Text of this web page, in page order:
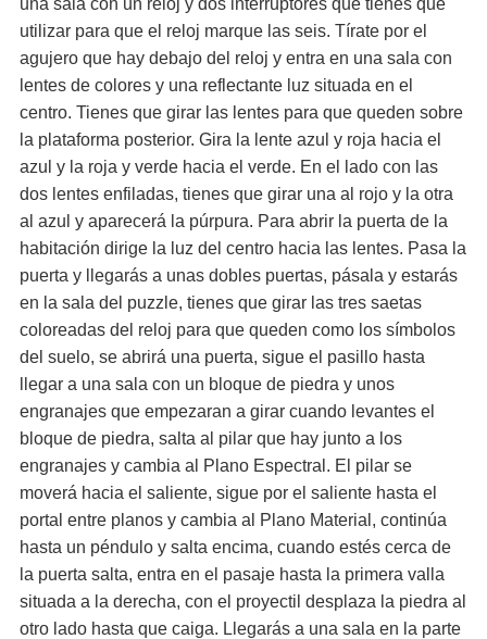
una sala con un reloj y dos interruptores que tienes que
utilizar para que el reloj marque las seis. Tírate por el
agujero que hay debajo del reloj y entra en una sala con
lentes de colores y una reflectante luz situada en el
centro. Tienes que girar las lentes para que queden sobre
la plataforma posterior. Gira la lente azul y roja hacia el
azul y la roja y verde hacia el verde. En el lado con las
dos lentes enfiladas, tienes que girar una al rojo y la otra
al azul y aparecerá la púrpura. Para abrir la puerta de la
habitación dirige la luz del centro hacia las lentes. Pasa la
puerta y llegarás a unas dobles puertas, pásala y estarás
en la sala del puzzle, tienes que girar las tres saetas
coloreadas del reloj para que queden como los símbolos
del suelo, se abrirá una puerta, sigue el pasillo hasta
llegar a una sala con un bloque de piedra y unos
engranajes que empezaran a girar cuando levantes el
bloque de piedra, salta al pilar que hay junto a los
engranajes y cambia al Plano Espectral. El pilar se
moverá hacia el saliente, sigue por el saliente hasta el
portal entre planos y cambia al Plano Material, continúa
hasta un péndulo y salta encima, cuando estés cerca de
la puerta salta, entra en el pasaje hasta la primera valla
situada a la derecha, con el proyectil desplaza la piedra al
otro lado hasta que caiga. Llegarás a una sala en la parte